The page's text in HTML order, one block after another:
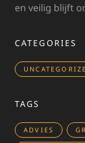
en veilig blijft
CATEGORIES
TAGS
ADVIES